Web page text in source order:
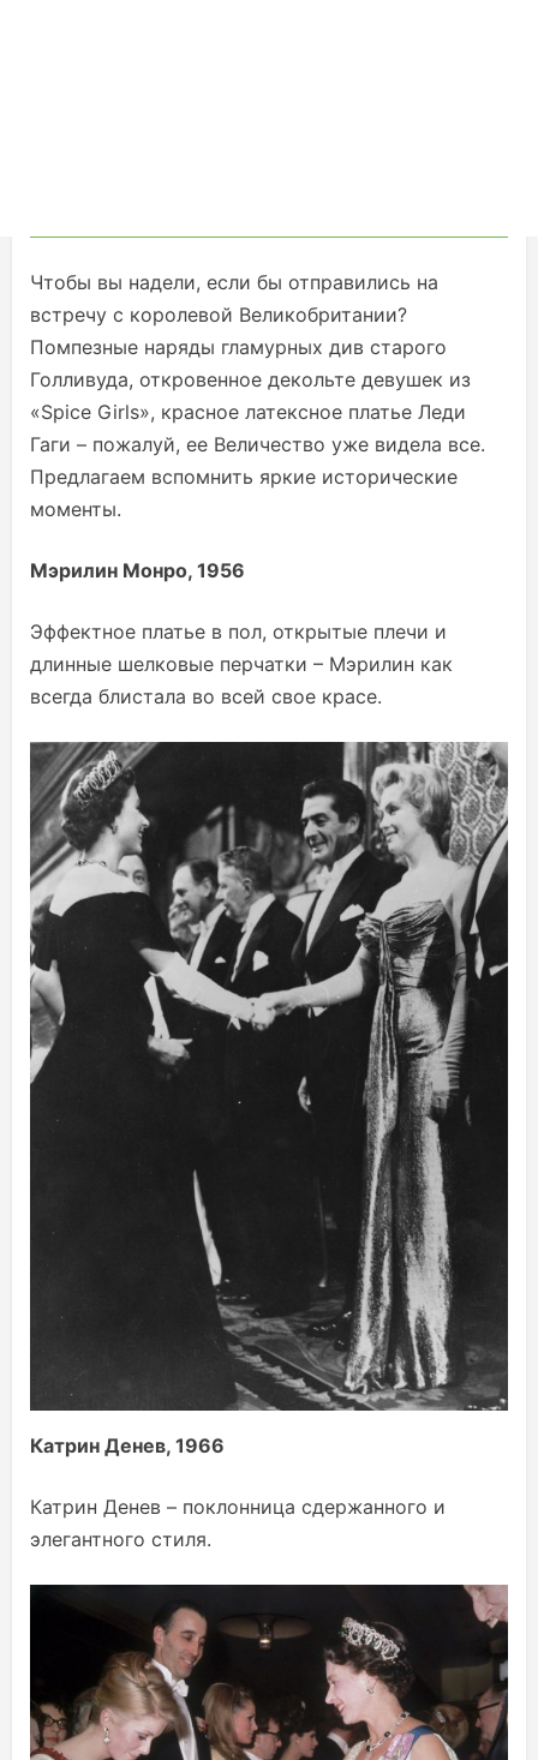
Чтобы вы надели, если бы отправились на
встречу с королевой Великобритании?
Помпезные наряды гламурных див старого
Голливуда, откровенное декольте девушек из
«Spice Girls», красное латексное платье Леди
Гаги – пожалуй, ее Величество уже видела все.
Предлагаем вспомнить яркие исторические
моменты.
Мэрилин Монро, 1956
Эффектное платье в пол, открытые плечи и
длинные шелковые перчатки – Мэрилин как
всегда блистала во всей свое красе.
Катрин Денев, 1966
Катрин Денев – поклонница сдержанного и
элегантного стиля.